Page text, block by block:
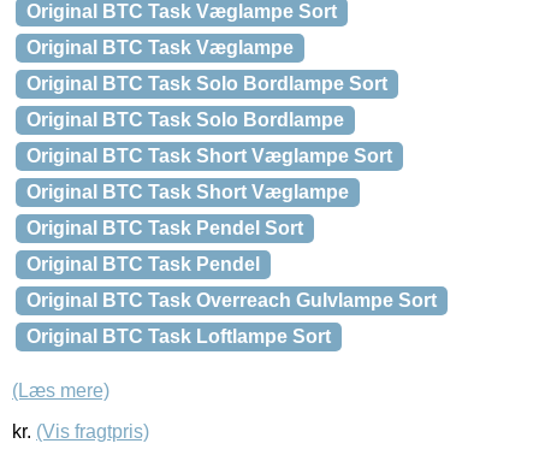
Original BTC Task Væglampe Sort
Original BTC Task Væglampe
Original BTC Task Solo Bordlampe Sort
Original BTC Task Solo Bordlampe
Original BTC Task Short Væglampe Sort
Original BTC Task Short Væglampe
Original BTC Task Pendel Sort
Original BTC Task Pendel
Original BTC Task Overreach Gulvlampe Sort
Original BTC Task Loftlampe Sort
(Læs mere)
kr. (Vis fragtpris)